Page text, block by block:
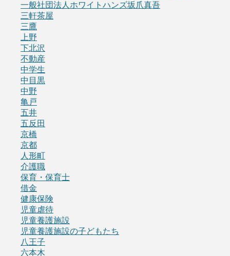
一般社団法人ホワイトハンズ坂爪真吾
三軒茶屋
三鷹
上野
下北沢
不動産
中学生
中目黒
中野
亀戸
五井
五反田
京橋
京都
人形町
介護職
保育・保育士
借金
健康保険
児童虐待
児童養護施設
児童養護施設の子どもたち
八王子
六本木